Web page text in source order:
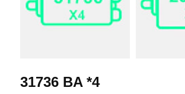
31736 BA *4